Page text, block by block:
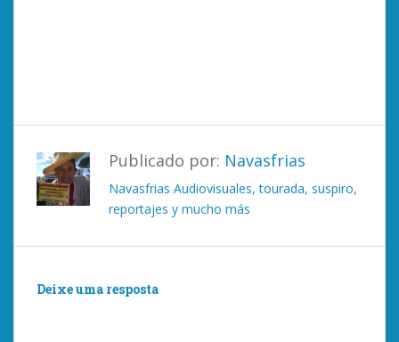
Publicado por: Navasfrias
Navasfrias Audiovisuales, tourada, suspiro,
reportajes y mucho más
Deixe uma resposta